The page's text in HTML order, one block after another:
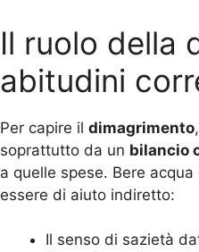
Il ruolo della
abitudini
Per capire il dimagrimento
soprattutto da un bilancio
a quelle spese. Bere
essere di aiuto indiretto:
Il senso di sazietà